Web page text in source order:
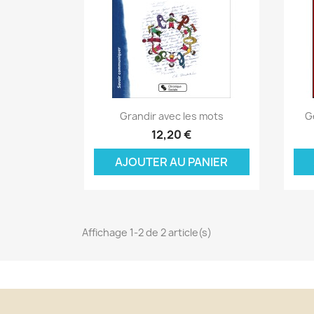
Aperçu rapide
Grandir avec les mots
12,20 €
AJOUTER AU PANIER
Affichage 1-2 de 2 article(s)